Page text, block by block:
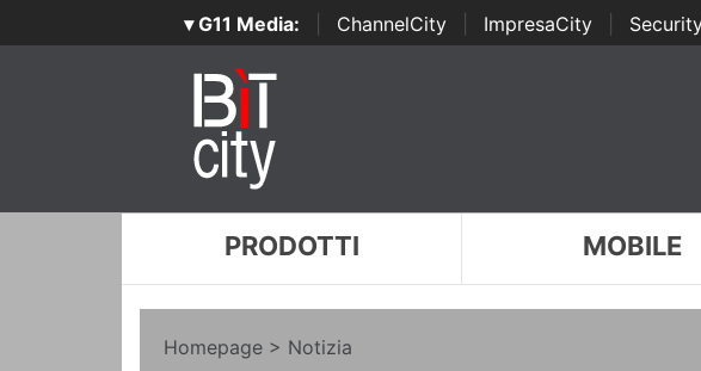
▾ G11 Media: ChannelCity ImpresaCity
PRODOTTI MOBILE
Homepage > Notizia